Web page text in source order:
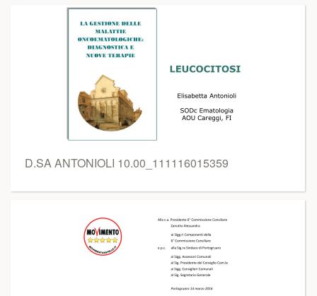
D.SA ANTONIOLI 10.00_111116015359